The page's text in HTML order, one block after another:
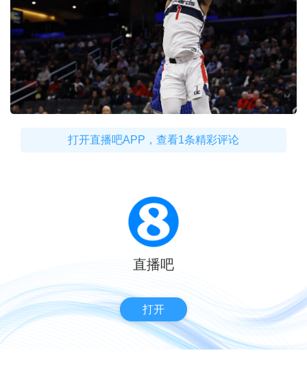
打开直播吧APP，查看1条精彩评论
直播吧
打开